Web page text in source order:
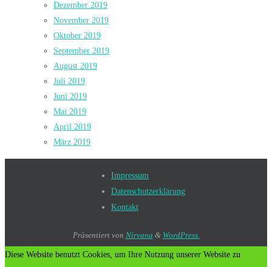
Dezember 2019
November 2019
Oktober 2019
September 2019
August 2019
Juli 2019
Juni 2019
Mai 2019
April 2019
März 2019
Impressum
Datenschutzerklärung
Kontakt
Präsentiert von Nirvana & WordPress.
Diese Website benutzt Cookies, um Ihre Nutzung unserer Website zu